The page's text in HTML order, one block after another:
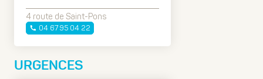
4 route de Saint-Pons
04 67 95 04 22
URGENCES